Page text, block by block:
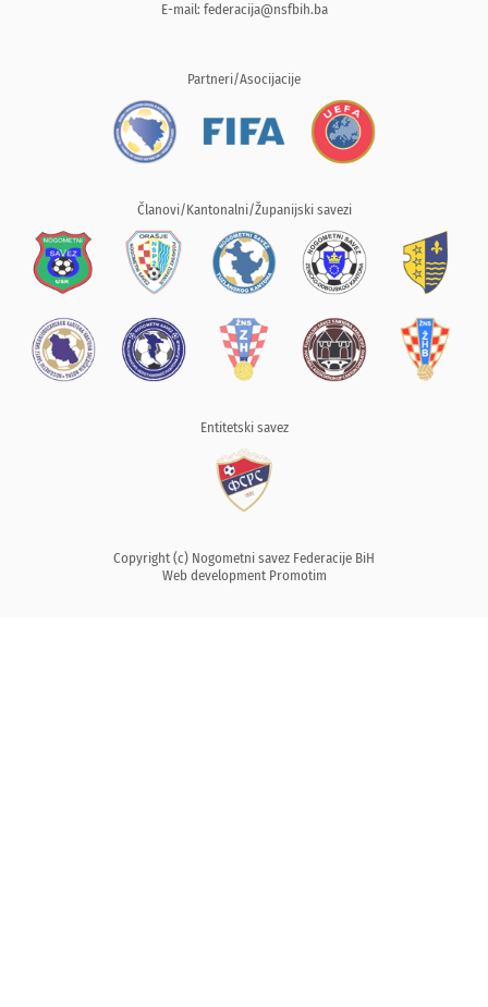
E-mail: federacija@nsfbih.ba
Partneri/Asocijacije
Članovi/Kantonalni/Županijski savezi
Entitetski savez
Copyright (c) Nogometni savez Federacije BiH
Web development Promotim